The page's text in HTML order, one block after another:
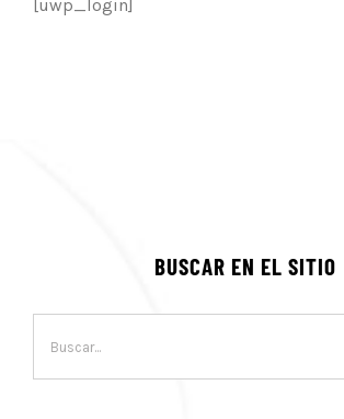
[uwp_login]
BUSCAR EN EL SITIO